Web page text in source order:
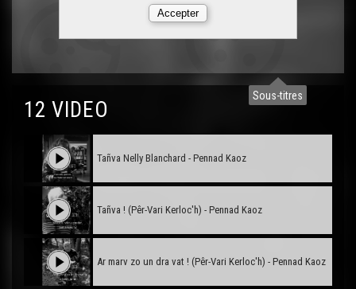
Sous-titres
12 VIDEO
Tañva Nelly Blanchard - Pennad Kaoz
Tañva ! (Pêr-Vari Kerloc'h) - Pennad Kaoz
Ar marv zo un dra vat ! (Pêr-Vari Kerloc'h) - Pennad Kaoz